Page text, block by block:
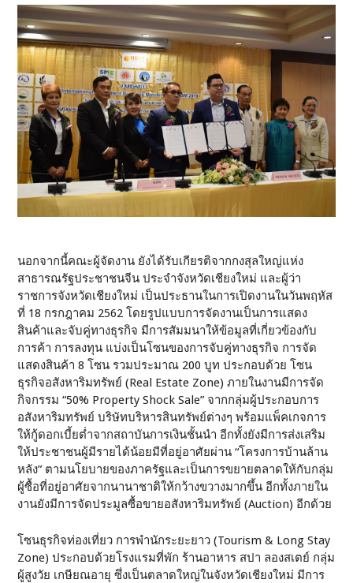
นอกจากนี้คณะผู้จัดงาน ยังได้รับเกียรติจากกงสุลใหญ่แห่ง
สาธารณรัฐประชาชนจีน ประจำจังหวัดเชียงใหม่ และผู้ว่า
ราชการจังหวัดเชียงใหม่ เป็นประธานในการเปิดงานในวันพฤหัส
ที่ 18 กรกฎาคม 2562 โดยรูปแบบการจัดงานเป็นการแสดง
สินค้าและจับคู่ทางธุรกิจ มีการสัมมนาให้ข้อมูลที่เกี่ยวข้องกับ
การค้า การลงทุน แบ่งเป็นโซนของการจับคู่ทางธุรกิจ การจัด
แสดงสินค้า 8 โซน รวมประมาณ 200 บูท ประกอบด้วย โซน
ธุรกิจอสังหาริมทรัพย์ (Real Estate Zone) ภายในงานมีการจัด
กิจกรรม “50% Property Shock Sale” จากกลุ่มผู้ประกอบการ
อสังหาริมทรัพย์ บริษัทบริหารสินทรัพย์ต่างๆ พร้อมแพ็คเกจการ
ให้กู้ดอกเบี้ยต่ำจากสถาบันการเงินชั้นนำ อีกทั้งยังมีการส่งเสริม
ให้ประชาชนผู้มีรายได้น้อยมีที่อยู่อาศัยผ่าน “โครงการบ้านล้าน
หลัง” ตามนโยบายของภาครัฐและเป็นการขยายตลาดให้กับกลุ่ม
ผู้ซื้อที่อยู่อาศัยจากนานาชาติให้กว้างขวางมากขึ้น อีกทั้งภายใน
งานยังมีการจัดประมูลซื้อขายอสังหาริมทรัพย์ (Auction) อีกด้วย
โซนธุรกิจท่องเที่ยว การพำนักระยะยาว (Tourism & Long Stay
Zone) ประกอบด้วยโรงแรมที่พัก ร้านอาหาร สปา ลองสเตย์ กลุ่ม
ผู้สูงวัย เกษียณอายุ ซึ่งเป็นตลาดใหญ่ในจังหวัดเชียงใหม่ มีการ